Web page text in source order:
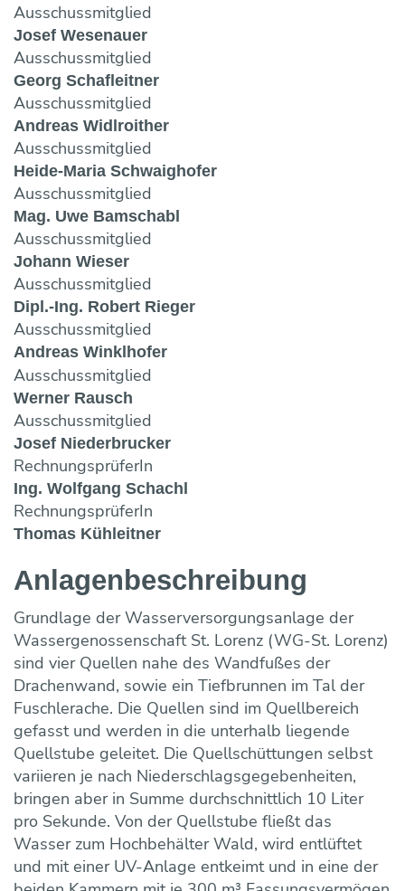
Ausschussmitglied
Josef Wesenauer
Ausschussmitglied
Georg Schafleitner
Ausschussmitglied
Andreas Widlroither
Ausschussmitglied
Heide-Maria Schwaighofer
Ausschussmitglied
Mag. Uwe Bamschabl
Ausschussmitglied
Johann Wieser
Ausschussmitglied
Dipl.-Ing. Robert Rieger
Ausschussmitglied
Andreas Winklhofer
Ausschussmitglied
Werner Rausch
Ausschussmitglied
Josef Niederbrucker
RechnungsprüferIn
Ing. Wolfgang Schachl
RechnungsprüferIn
Thomas Kühleitner
Anlagen­beschreibung
Grundlage der Wasserversorgungsanlage der
Wassergenossenschaft St. Lorenz (WG-St. Lorenz)
sind vier Quellen nahe des Wandfußes der
Drachenwand, sowie ein Tiefbrunnen im Tal der
Fuschlerache. Die Quellen sind im Quellbereich
gefasst und werden in die unterhalb liegende
Quellstube geleitet. Die Quellschüttungen selbst
variieren je nach Niederschlagsgegebenheiten,
bringen aber in Summe durchschnittlich 10 Liter
pro Sekunde. Von der Quellstube fließt das
Wasser zum Hochbehälter Wald, wird entlüftet
und mit einer UV-Anlage entkeimt und in eine der